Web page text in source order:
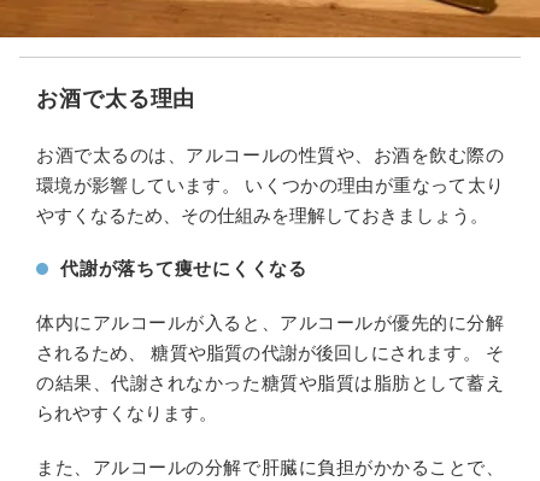
お酒で太る理由
お酒で太るのは、アルコールの性質や、お酒を飲む際の
環境が影響しています。 いくつかの理由が重なって太り
やすくなるため、その仕組みを理解しておきましょう。
代謝が落ちて痩せにくくなる
体内にアルコールが入ると、アルコールが優先的に分解
されるため、 糖質や脂質の代謝が後回しにされます。 そ
の結果、代謝されなかった糖質や脂質は脂肪として蓄え
られやすくなります。
また、アルコールの分解で肝臓に負担がかかることで、